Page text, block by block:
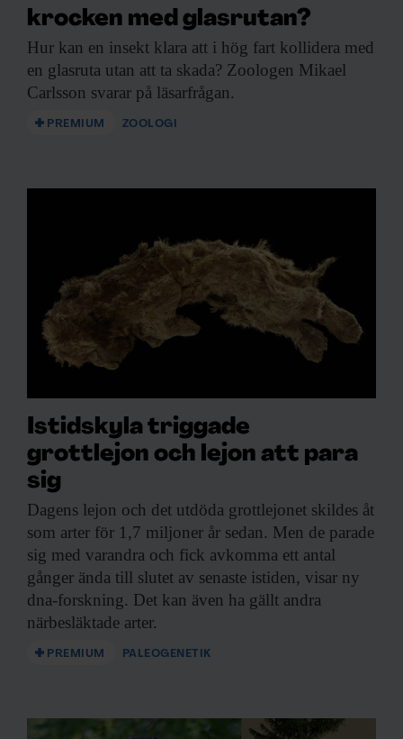
krocken med glasrutan?
Hur kan en insekt klara att i hög fart kollidera med
en glasruta utan att ta skada? Zoologen Mikael
Carlsson svarar på läsarfrågan.
PREMIUM ZOOLOGI
Istidskyla triggade
grottlejon och lejon att para
sig
Dagens lejon och det utdöda grottlejonet skildes åt
som arter för 1,7 miljoner år sedan. Men de parade
sig med varandra och fick avkomma ett antal
gånger ända till slutet av senaste istiden, visar ny
dna-forskning. Det kan även ha gällt andra
närbesläktade arter.
PREMIUM PALEOGENETIK